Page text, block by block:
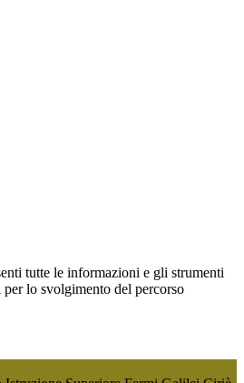
tutte le informazioni e gli strumenti
lo svolgimento del percorso